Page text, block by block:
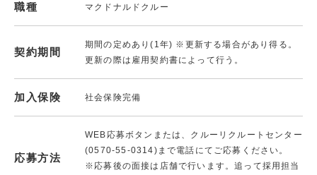
職種 マクドナルドクルー
契約期間
期間の定めあり(1年) ※更新する場合があり得る。
更新の際は雇用契約書によって行う。
加入保険 社会保険完備
応募方法
WEB応募ボタンまたは、クルーリクルートセンター
(0570-55-0314)まで電話にてご応募ください。
※応募後の面接は店舗で行います。追って採用担当